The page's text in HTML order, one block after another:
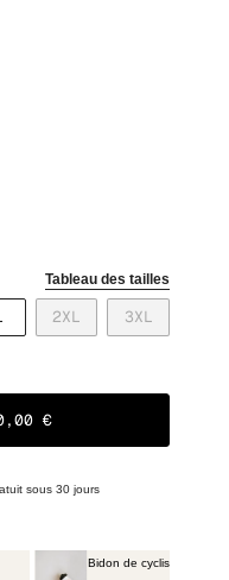
Tableau des tailles
VARIANTE
ÉPUISÉE
DISPONIBLE
2XL VARIANTE
ÉPUISÉE
DISPONIBLE
3XL
ÉPUISÉE
€
sous 30 jours
Bidon de cyclisme 650 ml